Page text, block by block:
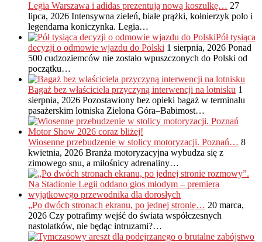
Legia Warszawa i adidas prezentują nową koszulkę… 27
lipca, 2026 Intensywna zieleń, białe prążki, kołnierzyk polo i
legendarna koniczynka. Legia…
Pół tysiąca
decyzji o odmowie wjazdu do Polski 1 sierpnia, 2026 Ponad
500 cudzoziemców nie zostało wpuszczonych do Polski od
początku…
Bagaż bez właściciela przyczyną interwencji na lotnisku 1
sierpnia, 2026 Pozostawiony bez opieki bagaż w terminalu
pasażerskim lotniska Zielona Góra–Babimost…
Wiosenne przebudzenie w stolicy motoryzacji. Poznań… 8
kwietnia, 2026 Branża motoryzacyjna wybudza się z
zimowego snu, a miłośnicy adrenaliny…
„Po dwóch stronach ekranu, po jednej stronie… 20 marca,
2026 Czy potrafimy wejść do świata współczesnych
nastolatków, nie będąc intruzami?…